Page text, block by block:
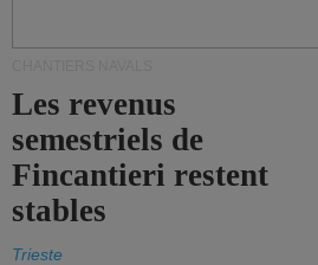
Les revenus
semestriels de
Fincantieri restent
stables
Trieste